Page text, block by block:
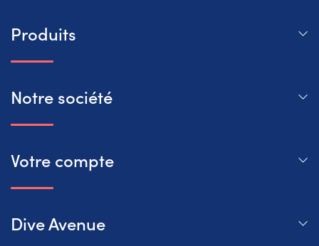
Produits
Notre société
Votre compte
Dive Avenue